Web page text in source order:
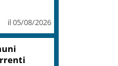
il 05/08/2026